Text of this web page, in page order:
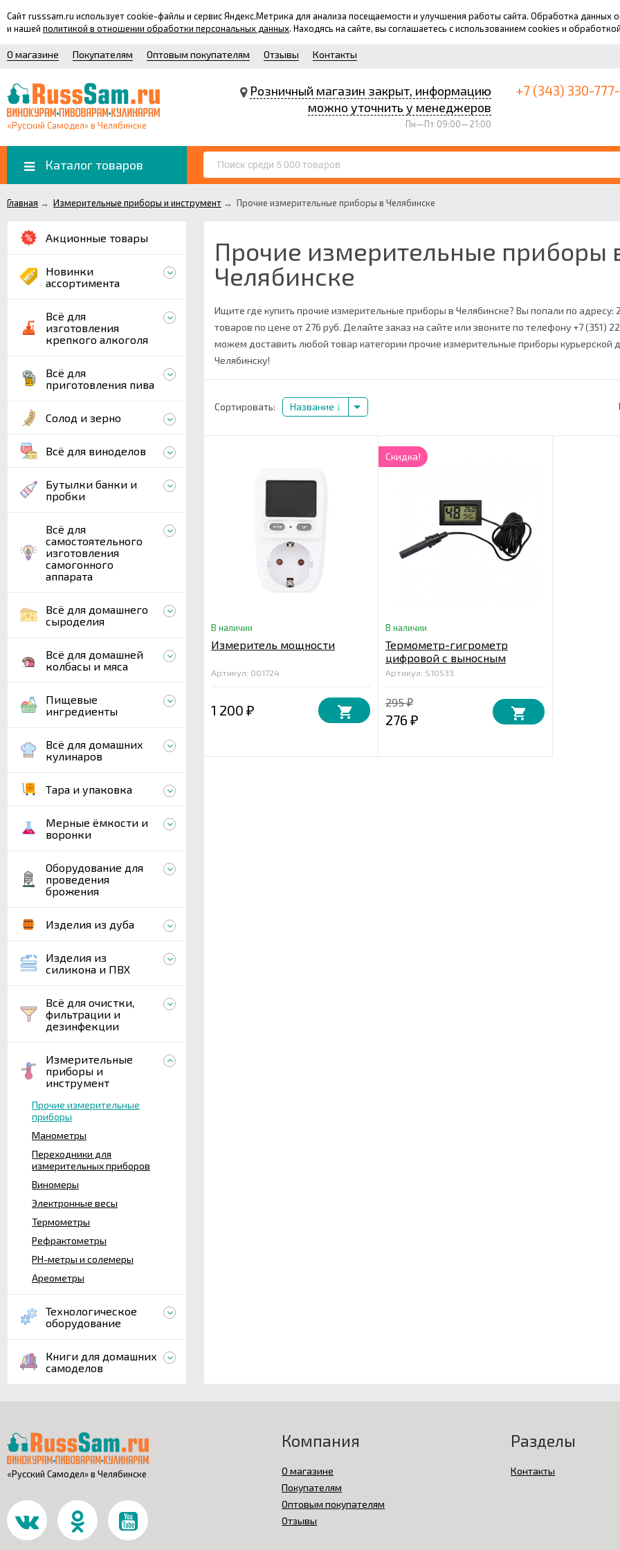
Сайт russsam.ru использует cookie-файлы и сервис Яндекс.Метрика для анализа посещаемости и улучшения работы сайта. Обработка
и нашей политикой в отношении обработки персональных данных. Находясь на сайте, вы соглашаетесь с использованием cookies и
О магазине Покупателям Оптовым покупателям Отзывы Контакты
«Русский Самодел» в Челябинске
Розничный магазин закрыт, информацию
можно уточнить у менеджеров
Пн—Пт 09:00—21:00
+7 (343) 330-
Каталог товаров
Главная → Измерительные приборы и инструмент → Прочие измерительные приборы в Челябинске
Акционные товары
Новинки
ассортимента
Всё для
изготовления
крепкого алкоголя
Всё для
приготовления пива
Солод и зерно
Всё для виноделов
Бутылки банки и
пробки
Всё для
самостоятельного
изготовления
самогонного
аппарата
Всё для домашнего
сыроделия
Всё для домашней
колбасы и мяса
Пищевые
ингредиенты
Всё для домашних
кулинаров
Тара и упаковка
Мерные ёмкости и
воронки
Оборудование для
проведения
брожения
Изделия из дуба
Изделия из
силикона и ПВХ
Всё для очистки,
фильтрации и
дезинфекции
Измерительные
приборы и
инструмент
Прочие измерительные
приборы
Манометры
Переходники для
измерительных приборов
Виномеры
Электронные весы
Термометры
Рефрактометры
PH-метры и солемеры
Ареометры
Технологическое
оборудование
Книги для домашних
самоделов
Прочие измерительные приборы
Челябинске
Ищите где купить прочие измерительные приборы в Челябинске? Вы попали по адресу:
товаров по цене от 276 руб. Делайте заказ на сайте или звоните по телефону +7 (351)
можем доставить любой товар категории прочие измерительные приборы курьерской
Челябинску!
Сортировать: Название
В наличии
Измеритель мощности
Артикул: 001724
1 200 ₽
Скидка!
В наличии
Термометр-гигрометр
цифровой с выносным
датчиком
Артикул: S10533
295₽
276 ₽
«Русский Самодел» в Челябинске
Компания
О магазине
Покупателям
Оптовым покупателям
Отзывы
Разделы
Контакты